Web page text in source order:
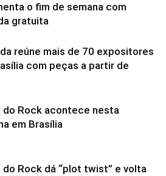
o fim de semana com
gratuita
reúne mais de 70 expositores
com peças a partir de
do Rock acontece nesta
em Brasília
do Rock dá “plot twist” e volta